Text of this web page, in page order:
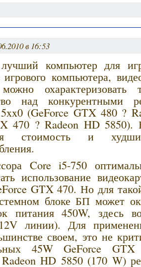
в 16:53
компьютер для
компьютера,
над конкурентными
(GeForce GTX 480 ?
470 ? Radeon HD 5850).
стоимость и
Core i5-750
использование
GTX 470. Но для
блоке БП может
питания 450W, здесь
линии). Для
своем, это не
45W GeForce
Radeon HD 5850 (170 W)